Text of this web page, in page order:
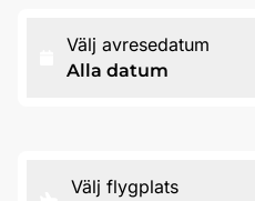
Välj avresedatum
Alla datum
Välj flygplats